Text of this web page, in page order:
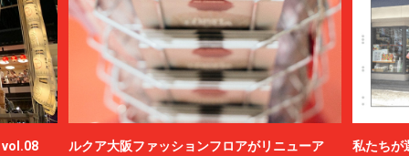
vol.08
ルクア大阪ファッションフロアがリニューア
私たちが